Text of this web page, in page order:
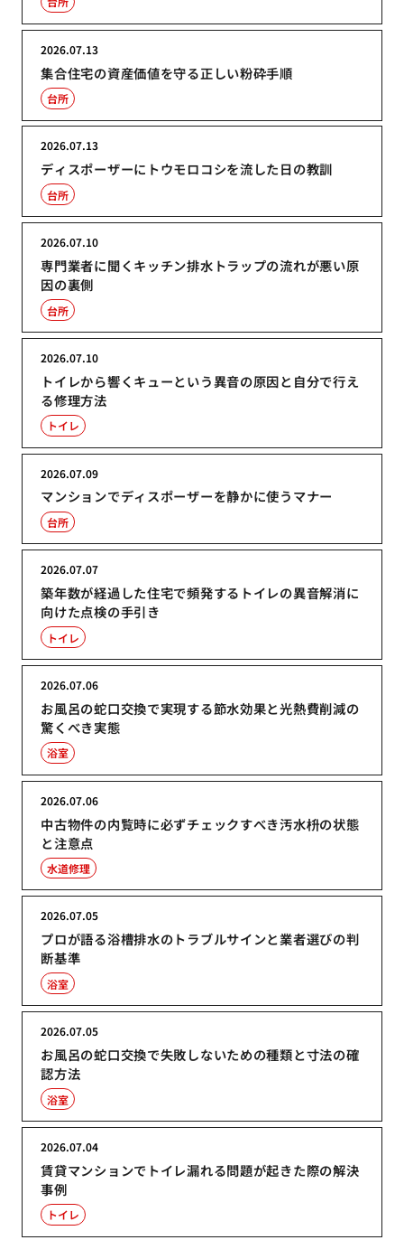
集合住宅の資産価値を守る正しい粉砕手順
2026.07.13
台所
ディスポーザーにトウモロコシを流した日の教訓
2026.07.13
台所
専門業者に聞くキッチン排水トラップの流れが悪い原
因の裏側
2026.07.10
台所
トイレから響くキューという異音の原因と自分で行え
る修理方法
2026.07.10
トイレ
マンションでディスポーザーを静かに使うマナー
2026.07.09
台所
築年数が経過した住宅で頻発するトイレの異音解消に
向けた点検の手引き
2026.07.07
トイレ
お風呂の蛇口交換で実現する節水効果と光熱費削減の
驚くべき実態
2026.07.06
浴室
中古物件の内覧時に必ずチェックすべき汚水枡の状態
と注意点
2026.07.06
水道修理
プロが語る浴槽排水のトラブルサインと業者選びの判
断基準
2026.07.05
浴室
お風呂の蛇口交換で失敗しないための種類と寸法の確
認方法
2026.07.05
浴室
賃貸マンションでトイレ漏れる問題が起きた際の解決
事例
2026.07.04
トイレ